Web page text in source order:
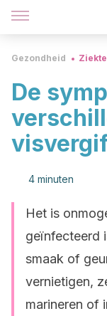
Gezondheid
De
4 minuten
Het is
geïnfecteerd
smaak of
vernietigen,
marineren of